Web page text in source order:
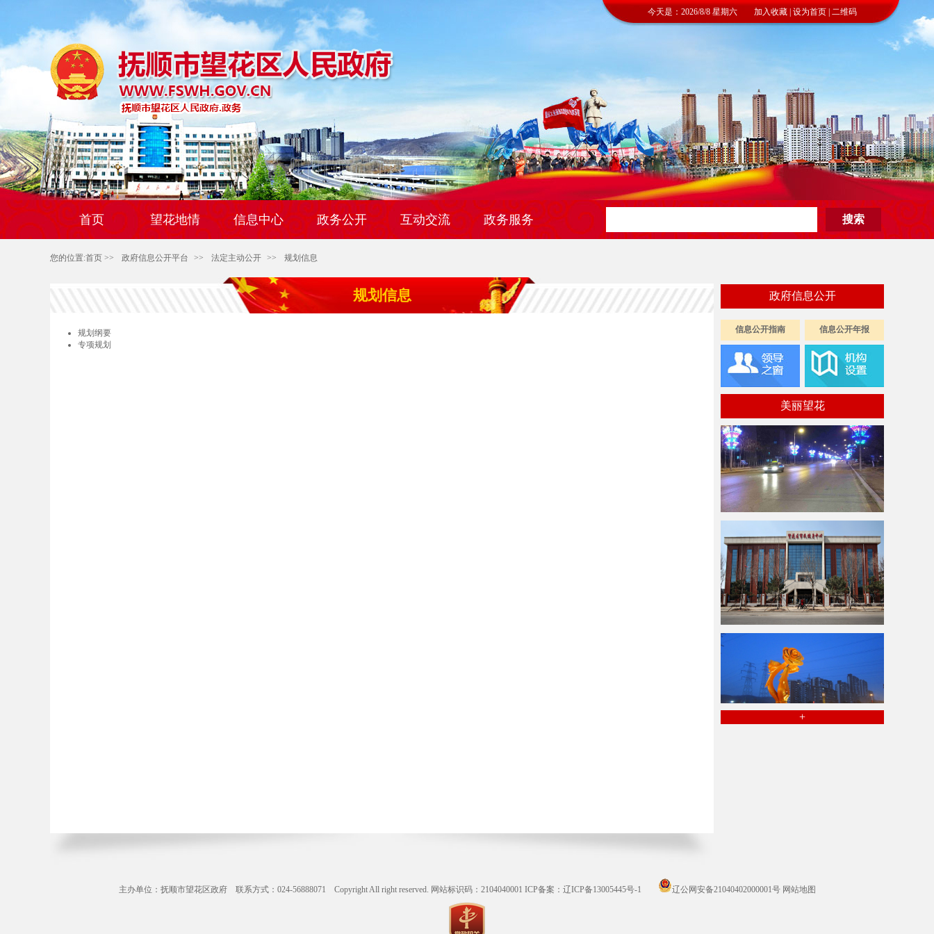
今天是：2026/8/8 星期六 加入收藏 | 设为首页 | 二维码
首页 望花地情 信息中心 政务公开 互动交流 政务服务
您的位置:首页 >> 政府信息公开平台 >> 法定主动公开 >> 规划信息
规划信息
规划纲要
专项规划
政府信息公开
信息公开指南 信息公开年报
美丽望花
+
主办单位：抚顺市望花区政府 联系方式：024-56888071 Copyright All right reserved. 网站标识码：2104040001 ICP备案：辽ICP备13005445号-1 辽公网安备21040402000001号 网站地图